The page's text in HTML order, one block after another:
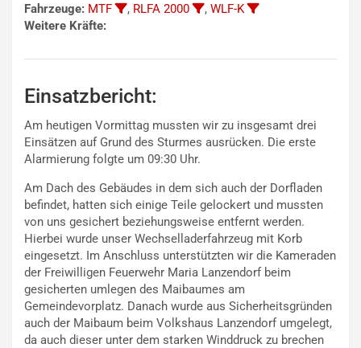
Fahrzeuge: MTF , RLFA 2000 , WLF-K
Weitere Kräfte:
Einsatzbericht:
Am heutigen Vormittag mussten wir zu insgesamt drei
Einsätzen auf Grund des Sturmes ausrücken. Die erste
Alarmierung folgte um 09:30 Uhr.
Am Dach des Gebäudes in dem sich auch der Dorfladen
befindet, hatten sich einige Teile gelockert und mussten
von uns gesichert beziehungsweise entfernt werden.
Hierbei wurde unser Wechselladerfahrzeug mit Korb
eingesetzt. Im Anschluss unterstützten wir die Kameraden
der Freiwilligen Feuerwehr Maria Lanzendorf beim
gesicherten umlegen des Maibaumes am
Gemeindevorplatz. Danach wurde aus Sicherheitsgründen
auch der Maibaum beim Volkshaus Lanzendorf umgelegt,
da auch dieser unter dem starken Winddruck zu brechen